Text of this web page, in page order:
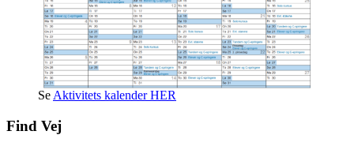
Se Aktivitets kalender HER
Find Vej